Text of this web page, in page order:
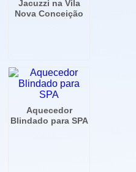
Jacuzzi na Vila
Nova Conceição
Aquecedor
Blindado para SPA